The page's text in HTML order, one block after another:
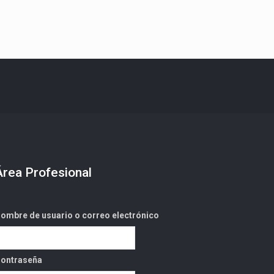
Profesional
de usuario o correo electrónico